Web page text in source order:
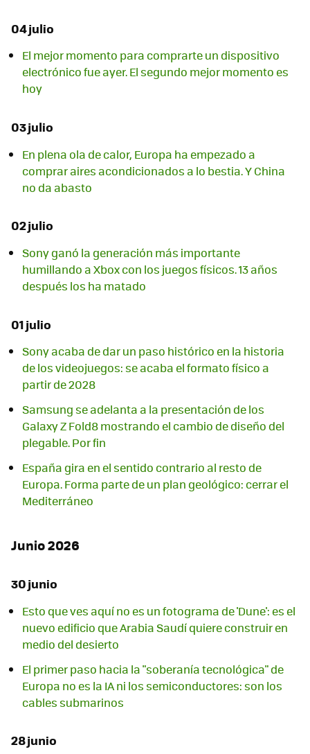
04 julio
El mejor momento para comprarte un dispositivo
electrónico fue ayer. El segundo mejor momento es
hoy
03 julio
En plena ola de calor, Europa ha empezado a
comprar aires acondicionados a lo bestia. Y China
no da abasto
02 julio
Sony ganó la generación más importante
humillando a Xbox con los juegos físicos. 13 años
después los ha matado
01 julio
Sony acaba de dar un paso histórico en la historia
de los videojuegos: se acaba el formato físico a
partir de 2028
Samsung se adelanta a la presentación de los
Galaxy Z Fold8 mostrando el cambio de diseño del
plegable. Por fin
España gira en el sentido contrario al resto de
Europa. Forma parte de un plan geológico: cerrar el
Mediterráneo
Junio 2026
30 junio
Esto que ves aquí no es un fotograma de 'Dune': es el
nuevo edificio que Arabia Saudí quiere construir en
medio del desierto
El primer paso hacia la "soberanía tecnológica" de
Europa no es la IA ni los semiconductores: son los
cables submarinos
28 junio